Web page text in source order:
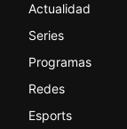
Actualidad
Series
Programas
Redes
Esports